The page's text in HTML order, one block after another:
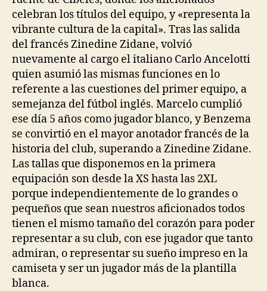
celebran los títulos del equipo, y «representa la
vibrante cultura de la capital». Tras las salida
del francés Zinedine Zidane, volvió
nuevamente al cargo el italiano Carlo Ancelotti
quien asumió las mismas funciones en lo
referente a las cuestiones del primer equipo, a
semejanza del fútbol inglés. Marcelo cumplió
ese día 5 años como jugador blanco, y Benzema
se convirtió en el mayor anotador francés de la
historia del club, superando a Zinedine Zidane.
Las tallas que disponemos en la primera
equipación son desde la XS hasta las 2XL
porque independientemente de lo grandes o
pequeños que sean nuestros aficionados todos
tienen el mismo tamaño del corazón para poder
representar a su club, con ese jugador que tanto
admiran, o representar su sueño impreso en la
camiseta y ser un jugador más de la plantilla
blanca.